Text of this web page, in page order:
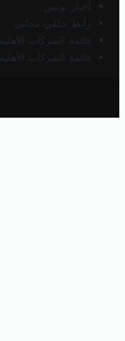
أخبار تونس
رابط خلفي مجاني
قائمة الشركات
قائمة الشركات